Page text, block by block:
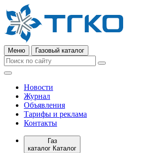
Меню Газовый каталог
Новости
Журнал
Объявления
Тарифы и реклама
Контакты
Газ
каталог Каталог